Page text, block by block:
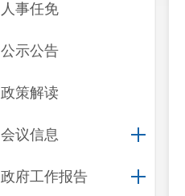
人事任免
公示公告
政策解读
会议信息
政府工作报告